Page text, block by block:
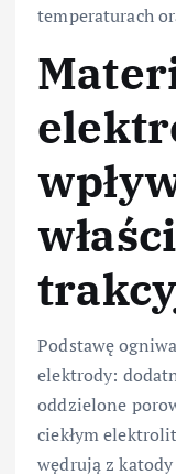
temperaturach
Podstawę
elektrody:
oddzielone
ciekłym
wędrują z